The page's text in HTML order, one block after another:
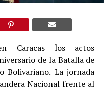
Caracas los actos
de la Batalla de
Bolivariano. La jornada
Nacional frente al